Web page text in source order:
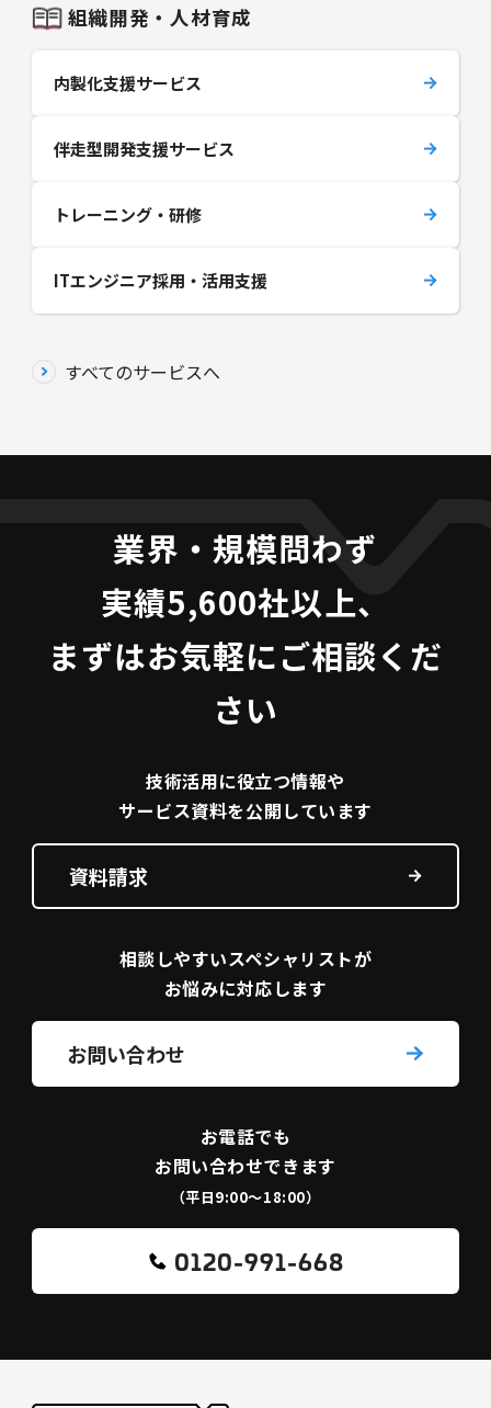
組織開発・人材育成
内製化支援サービス
伴走型開発支援サービス
トレーニング・研修
ITエンジニア採用・活用支援
すべてのサービスへ
業界・規模問わず
実績5,600社以上、
まずはお気軽にご相談くだ
さい
技術活用に役立つ情報や
サービス資料を公開しています
資料請求
相談しやすいスペシャリストが
お悩みに対応します
お問い合わせ
お電話でも
お問い合わせできます
（平日9:00〜18:00）
0120-991-668